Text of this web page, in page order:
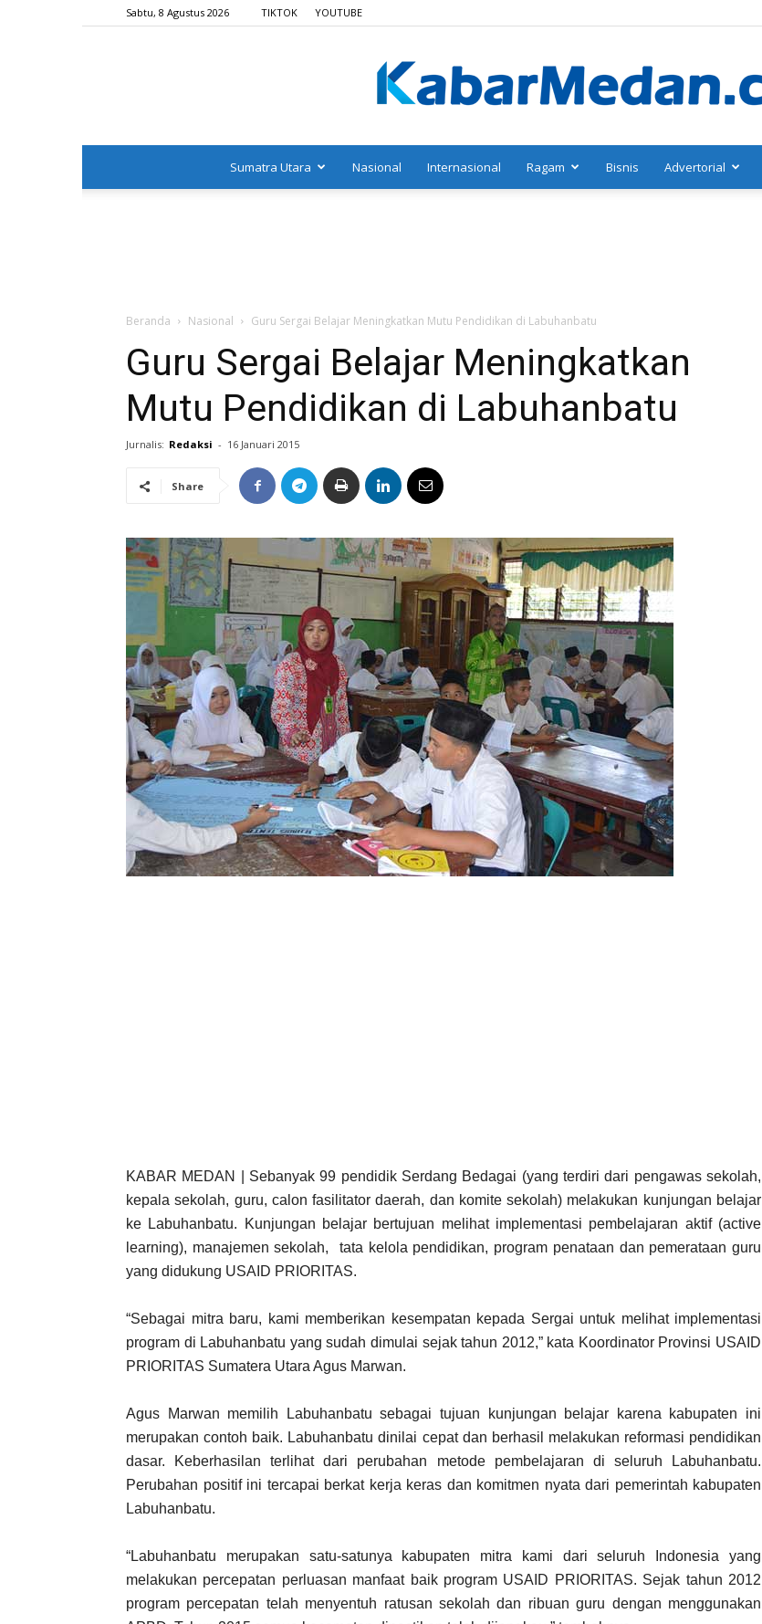
Sabtu, 8 Agustus 2026 TIKTOK YOUTUBE
Sumatra Utara Nasional Internasional Ragam Bisnis Advertorial
Beranda Nasional Guru Sergai Belajar Meningkatkan Mutu Pendidikan di Labuhanbatu
Guru Sergai Belajar Meningkatkan
Mutu Pendidikan di Labuhanbatu
Jurnalis: Redaksi - 16 Januari 2015
Share
KABAR MEDAN | Sebanyak 99 pendidik Serdang Bedagai (yang terdiri dari pengawas sekolah,
kepala sekolah, guru, calon fasilitator daerah, dan komite sekolah) melakukan kunjungan belajar
ke Labuhanbatu. Kunjungan belajar bertujuan melihat implementasi pembelajaran aktif (active
learning), manajemen sekolah, tata kelola pendidikan, program penataan dan pemerataan guru
yang didukung USAID PRIORITAS.
“Sebagai mitra baru, kami memberikan kesempatan kepada Sergai untuk melihat implementasi
program di Labuhanbatu yang sudah dimulai sejak tahun 2012,” kata Koordinator Provinsi USAID
PRIORITAS Sumatera Utara Agus Marwan.
Agus Marwan memilih Labuhanbatu sebagai tujuan kunjungan belajar karena kabupaten ini
merupakan contoh baik. Labuhanbatu dinilai cepat dan berhasil melakukan reformasi pendidikan
dasar. Keberhasilan terlihat dari perubahan metode pembelajaran di seluruh Labuhanbatu.
Perubahan positif ini tercapai berkat kerja keras dan komitmen nyata dari pemerintah kabupaten
Labuhanbatu.
“Labuhanbatu merupakan satu-satunya kabupaten mitra kami dari seluruh Indonesia yang
melakukan percepatan perluasan manfaat baik program USAID PRIORITAS. Sejak tahun 2012
program percepatan telah menyentuh ratusan sekolah dan ribuan guru dengan menggunakan